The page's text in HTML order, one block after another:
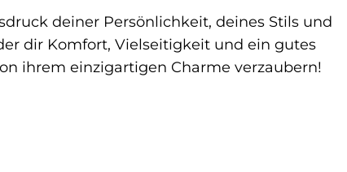
deiner Persönlichkeit, deines Stils und
dir Komfort, Vielseitigkeit und ein gutes
ihrem einzigartigen Charme verzaubern!